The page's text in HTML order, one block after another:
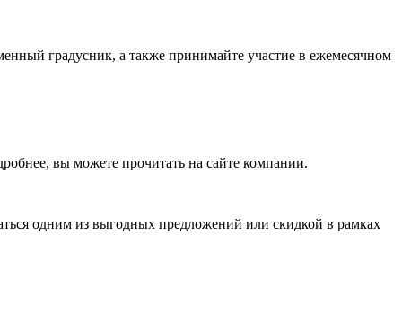
градусник, а также принимайте участие в ежемесячном
вы можете прочитать на сайте компании.
одним из выгодных предложений или скидкой в рамках